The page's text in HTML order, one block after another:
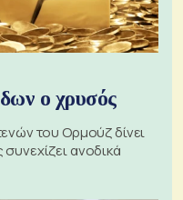
ο χρυσός
του Ορμούζ δίνει
ανοδικά